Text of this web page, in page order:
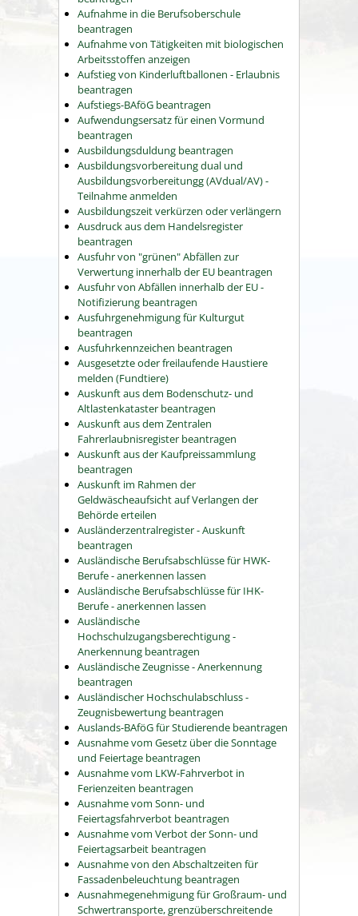
Aufnahme in die Berufsoberschule
beantragen
Aufnahme von Tätigkeiten mit biologischen
Arbeitsstoffen anzeigen
Aufstieg von Kinderluftballonen - Erlaubnis
beantragen
Aufstiegs-BAföG beantragen
Aufwendungsersatz für einen Vormund
beantragen
Ausbildungsduldung beantragen
Ausbildungsvorbereitung dual und
Ausbildungsvorbereitungg (AVdual/AV) -
Teilnahme anmelden
Ausbildungszeit verkürzen oder verlängern
Ausdruck aus dem Handelsregister
beantragen
Ausfuhr von "grünen" Abfällen zur
Verwertung innerhalb der EU beantragen
Ausfuhr von Abfällen innerhalb der EU -
Notifizierung beantragen
Ausfuhrgenehmigung für Kulturgut
beantragen
Ausfuhrkennzeichen beantragen
Ausgesetzte oder freilaufende Haustiere
melden (Fundtiere)
Auskunft aus dem Bodenschutz- und
Altlastenkataster beantragen
Auskunft aus dem Zentralen
Fahrerlaubnisregister beantragen
Auskunft aus der Kaufpreissammlung
beantragen
Auskunft im Rahmen der
Geldwäscheaufsicht auf Verlangen der
Behörde erteilen
Ausländerzentralregister - Auskunft
beantragen
Ausländische Berufsabschlüsse für HWK-
Berufe - anerkennen lassen
Ausländische Berufsabschlüsse für IHK-
Berufe - anerkennen lassen
Ausländische
Hochschulzugangsberechtigung -
Anerkennung beantragen
Ausländische Zeugnisse - Anerkennung
beantragen
Ausländischer Hochschulabschluss -
Zeugnisbewertung beantragen
Auslands-BAföG für Studierende beantragen
Ausnahme vom Gesetz über die Sonntage
und Feiertage beantragen
Ausnahme vom LKW-Fahrverbot in
Ferienzeiten beantragen
Ausnahme vom Sonn- und
Feiertagsfahrverbot beantragen
Ausnahme vom Verbot der Sonn- und
Feiertagsarbeit beantragen
Ausnahme von den Abschaltzeiten für
Fassadenbeleuchtung beantragen
Ausnahmegenehmigung für Großraum- und
Schwertransporte, grenzüberschreitende